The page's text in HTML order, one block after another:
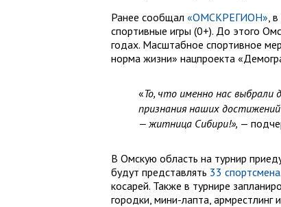
Ранее сообщал «ОМСКРЕГИОН»,
спортивные игры (0+). До этого
годах. Масштабное спортивное
норма жизни» нацпроекта
«То, что именно нас выбрали
признания наших
— житница Сибири!», —
В Омскую область на турнир
будут представлять 33 спортсмена
косарей. Также в турнире
городки, мини-лапта, армрестлинг